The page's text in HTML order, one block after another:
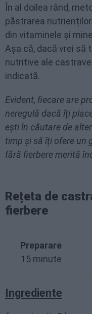
În al doilea rând,
păstrarea
din vitaminele și
Așa că, dacă vrei să
nutritive ale
indicată.
Evident, fiecare are
neregulă dacă îți
ești în căutare de
timp și să îți ofere un
fără fierbere merită
Rețeta de
fierbere
Preparare
15 minute
Ingrediente